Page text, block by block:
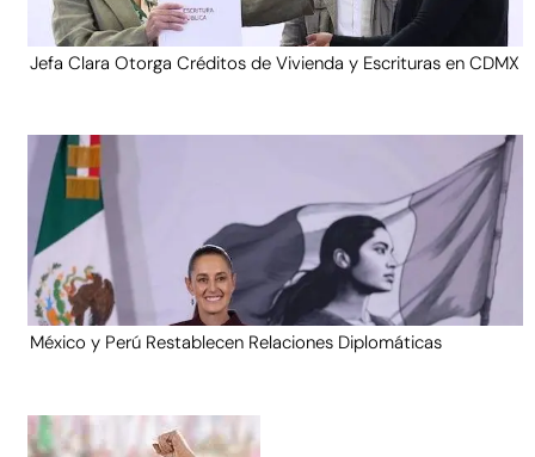
Jefa Clara Otorga Créditos de Vivienda y Escrituras en CDMX
México y Perú Restablecen Relaciones Diplomáticas